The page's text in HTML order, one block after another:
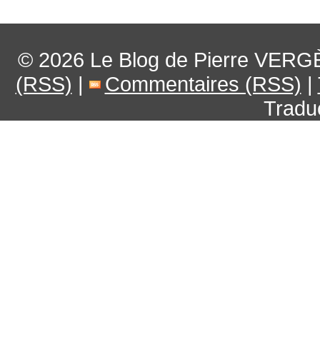
© 2026 Le Blog de Pierre
(RSS) | Commentaires (RSS) |